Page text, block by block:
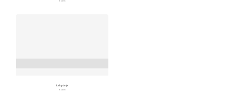
€ 13,95
Lichtplantje
€ 18,99